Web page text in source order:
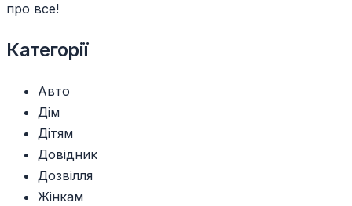
про все!
Категорії
Авто
Дім
Дітям
Довідник
Дозвілля
Жінкам